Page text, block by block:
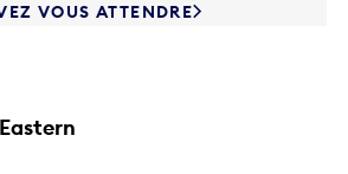
VOUS ATTENDRE